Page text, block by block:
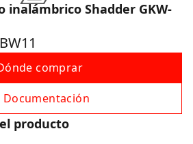
inalámbrico Shadder GKW-
comprar
Documentación
producto